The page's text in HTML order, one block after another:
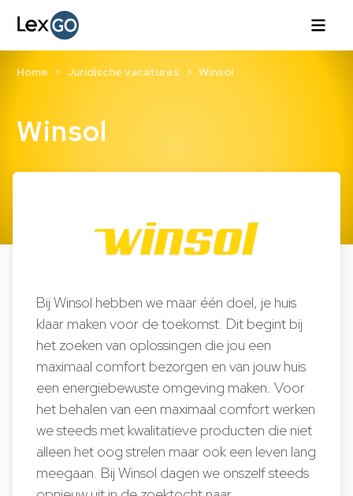
Winsol
Home Juridische vacatures Winsol
Bij Winsol hebben we maar één doel, je huis
klaar maken voor de toekomst. Dit begint bij
het zoeken van oplossingen die jou een
maximaal comfort bezorgen en van jouw huis
een energiebewuste omgeving maken. Voor
het behalen van een maximaal comfort werken
we steeds met kwalitatieve producten die niet
alleen het oog strelen maar ook een leven lang
meegaan. Bij Winsol dagen we onszelf steeds